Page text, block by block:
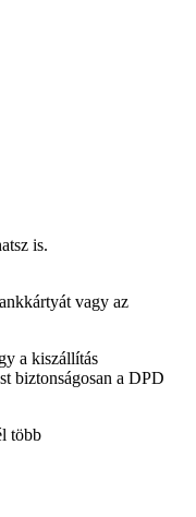
is.
vagy az
a kiszállítás
biztonságosan a DPD
több